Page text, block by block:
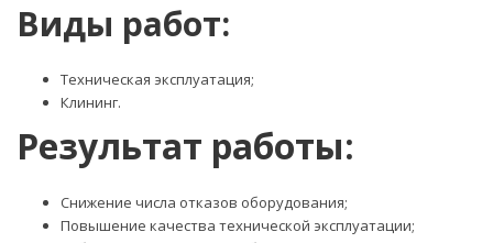
Виды работ:
Техническая эксплуатация;
Клининг.
Результат работы:
Снижение числа отказов оборудования;
Повышение качества технической эксплуатации;